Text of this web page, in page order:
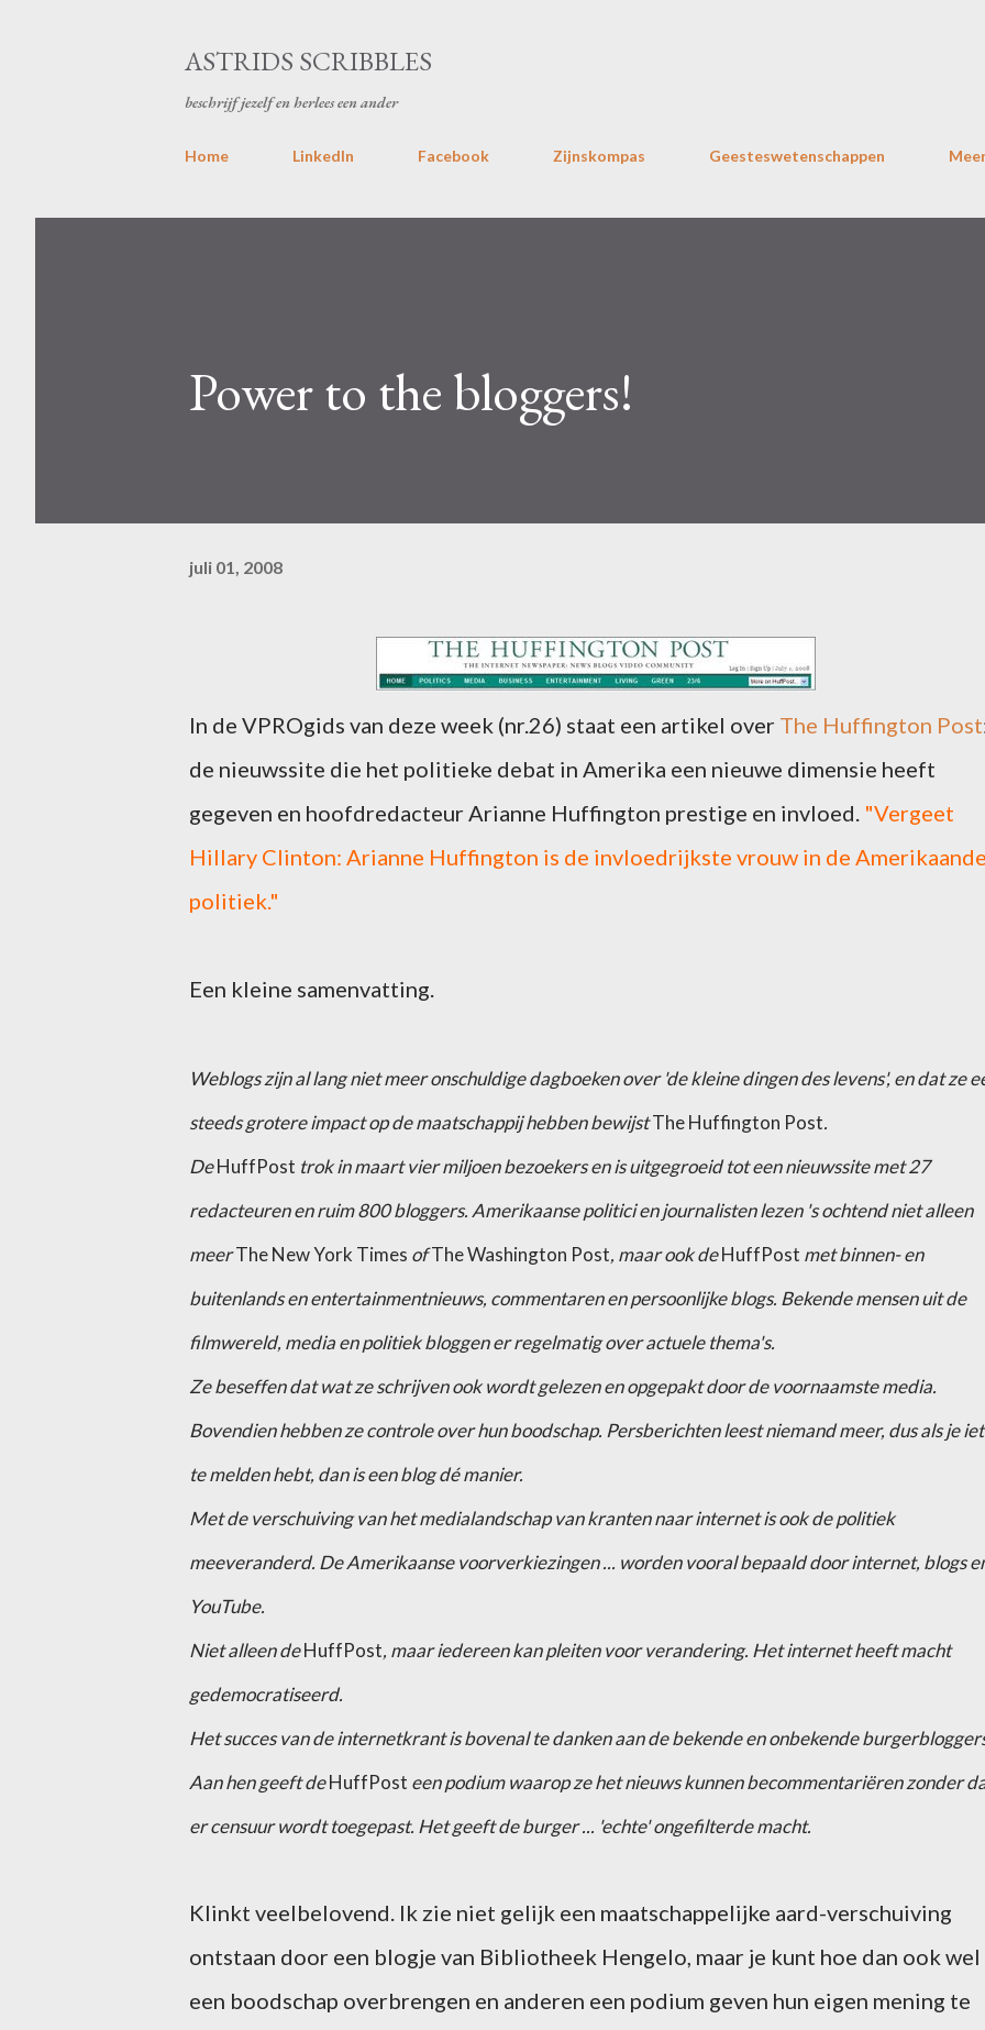
ASTRIDS SCRIBBLES
beschrijf jezelf en herlees een ander
Home LinkedIn Facebook Zijnskompas Geesteswetenschappen
Power to the bloggers!
juli 01, 2008
In de VPROgids van deze week (nr.26) staat een artikel over The Huffington Post
de nieuwssite die het politieke debat in Amerika een nieuwe dimensie heeft
gegeven en hoofdredacteur Arianne Huffington prestige en invloed. "Vergeet
Hillary Clinton: Arianne Huffington is de invloedrijkste vrouw in de
politiek."
Een kleine samenvatting.
Weblogs zijn al lang niet meer onschuldige dagboeken over 'de kleine dingen des levens', en dat ze
steeds grotere impact op de maatschappij hebben bewijstThe Huffington Post.
DeHuffPost trok in maart vier miljoen bezoekers en is uitgegroeid tot een nieuwssite met 27
redacteuren en ruim 800 bloggers. Amerikaanse politici en journalisten lezen 's ochtend niet alleen
meerThe New York Times ofThe Washington Post, maar ook deHuffPost met binnen- en
buitenlands en entertainmentnieuws, commentaren en persoonlijke blogs. Bekende mensen uit de
filmwereld, media en politiek bloggen er regelmatig over actuele thema's.
Ze beseffen dat wat ze schrijven ook wordt gelezen en opgepakt door de voornaamste media.
Bovendien hebben ze controle over hun boodschap. Persberichten leest niemand meer, dus als je
te melden hebt, dan is een blog dé manier.
Met de verschuiving van het medialandschap van kranten naar internet is ook de politiek
meeveranderd. De Amerikaanse voorverkiezingen ... worden vooral bepaald door internet, blogs
YouTube.
Niet alleen deHuffPost, maar iedereen kan pleiten voor verandering. Het internet heeft macht
gedemocratiseerd.
Het succes van de internetkrant is bovenal te danken aan de bekende en onbekende
Aan hen geeft deHuffPost een podium waarop ze het nieuws kunnen becommentariëren zonder
er censuur wordt toegepast. Het geeft de burger ... 'echte' ongefilterde macht.
Klinkt veelbelovend. Ik zie niet gelijk een maatschappelijke aard-verschuiving
ontstaan door een blogje van Bibliotheek Hengelo, maar je kunt hoe dan ook wel
een boodschap overbrengen en anderen een podium geven hun eigen mening te